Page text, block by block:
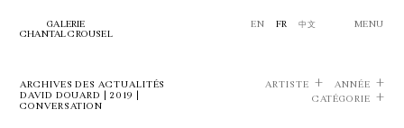
GALERIE
CHANTAL CROUSEL
EN FR 中文 MENU
ARCHIVES DES ACTUALITÉS
DAVID DOUARD | 2019 |
CONVERSATION
ARTISTE
ANNÉE
CATÉGORIE